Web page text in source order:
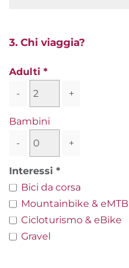
3. Chi viaggia?
Adulti
-
+
Bambini
-
+
Interessi
Bici da corsa
Mountainbike & eMTB
Cicloturismo & eBike
Gravel